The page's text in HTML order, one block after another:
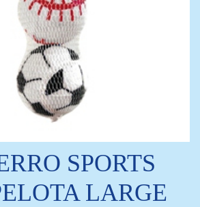
SPORTS
LARGE